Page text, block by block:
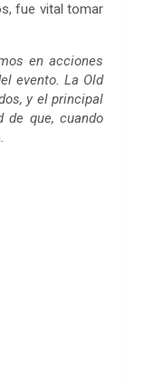
fue vital tomar
en acciones
evento. La Old
y el principal
de que, cuando